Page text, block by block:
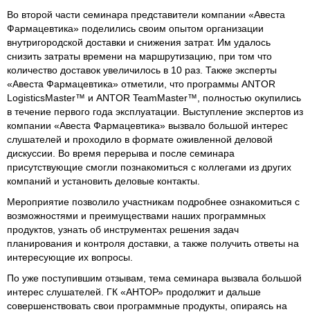
Во второй части семинара представители компании «Авеста
Фармацевтика» поделились своим опытом организации
внутригородской доставки и снижения затрат. Им удалось
снизить затраты времени на маршрутизацию, при том что
количество доставок увеличилось в 10 раз. Также эксперты
«Авеста Фармацевтика» отметили, что программы ANTOR
LogisticsMaster™ и ANTOR TeamMaster™, полностью окупились
в течение первого года эксплуатации. Выступление экспертов из
компании «Авеста Фармацевтика» вызвало большой интерес
слушателей и проходило в формате оживленной деловой
дискуссии. Во время перерыва и после семинара
присутствующие смогли познакомиться с коллегами из других
компаний и установить деловые контакты.
Мероприятие позволило участникам подробнее ознакомиться с
возможностями и преимуществами наших программных
продуктов, узнать об инструментах решения задач
планирования и контроля доставки, а также получить ответы на
интересующие их вопросы.
По уже поступившим отзывам, тема семинара вызвала большой
интерес слушателей. ГК «АНТОР» продолжит и дальше
совершенствовать свои программные продукты, опираясь на